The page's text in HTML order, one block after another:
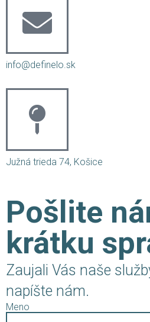
info@definelo.sk
Južná trieda 74, Košice
Pošlite
krátku
Zaujali Vás naše
napíšte nám.
Meno